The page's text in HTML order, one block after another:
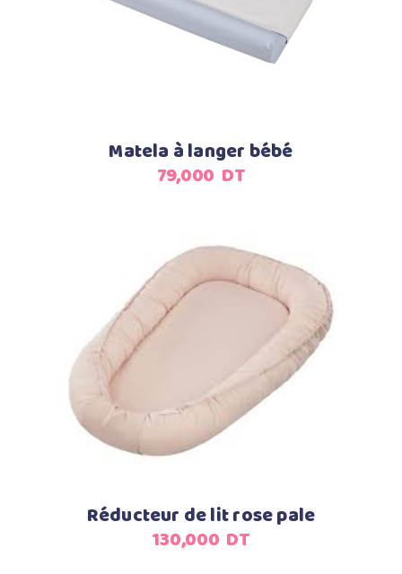
Matela à langer bébé
79,000 DT
Ajouter au panier
Réducteur de lit rose pale
130,000 DT